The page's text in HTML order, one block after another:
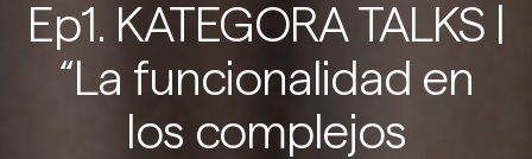
Ep1. KATEGORA TALKS |
“La funcionalidad en
los complejos